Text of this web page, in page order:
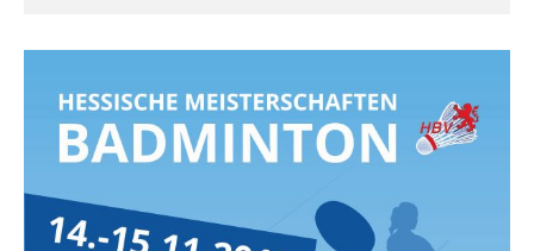
Über uns…
Auf den ersten Blick…
Der Unterschied
Ausbildungs- und Förderkonzept